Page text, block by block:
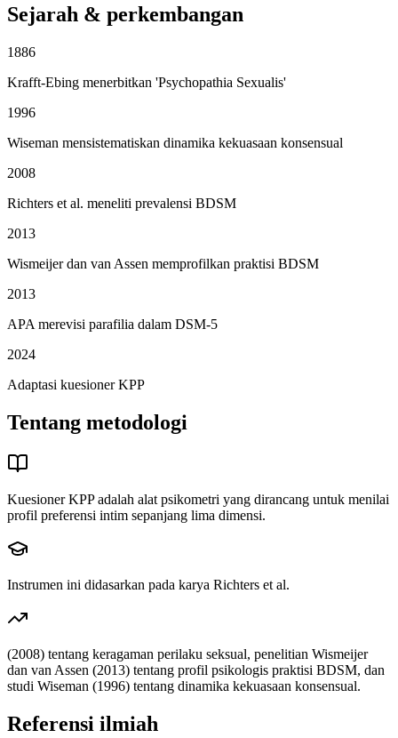
Sejarah & perkembangan
1886
Krafft-Ebing menerbitkan 'Psychopathia Sexualis'
1996
Wiseman mensistematiskan dinamika kekuasaan konsensual
2008
Richters et al. meneliti prevalensi BDSM
2013
Wismeijer dan van Assen memprofilkan praktisi BDSM
2013
APA merevisi parafilia dalam DSM-5
2024
Adaptasi kuesioner KPP
Tentang metodologi
Kuesioner KPP adalah alat psikometri yang dirancang untuk menilai
profil preferensi intim sepanjang lima dimensi.
Instrumen ini didasarkan pada karya Richters et al.
(2008) tentang keragaman perilaku seksual, penelitian Wismeijer
dan van Assen (2013) tentang profil psikologis praktisi BDSM, dan
studi Wiseman (1996) tentang dinamika kekuasaan konsensual.
Referensi ilmiah